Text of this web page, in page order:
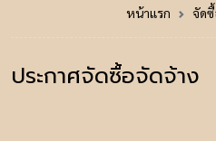
หน้าแรก จัดซื้
ประกาศจัดซื้อจัดจ้าง